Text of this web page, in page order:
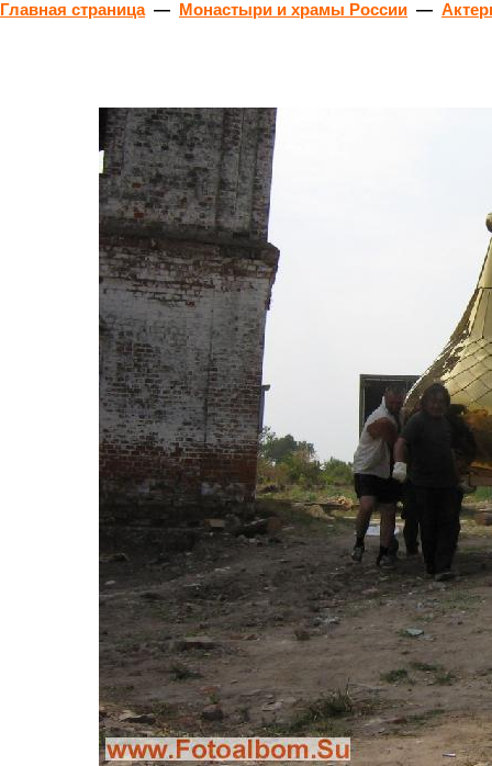
Главная страница— Монастыри и храмы России —